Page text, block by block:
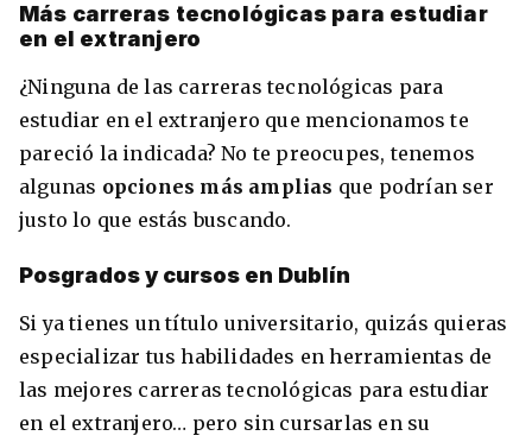
Más carreras tecnológicas para estudiar
en el extranjero
¿Ninguna de las carreras tecnológicas para
estudiar en el extranjero que mencionamos te
pareció la indicada? No te preocupes, tenemos
algunas opciones más amplias que podrían ser
justo lo que estás buscando.
Posgrados y cursos en Dublín
Si ya tienes un título universitario, quizás quieras
especializar tus habilidades en herramientas de
las mejores carreras tecnológicas para estudiar
en el extranjero… pero sin cursarlas en su